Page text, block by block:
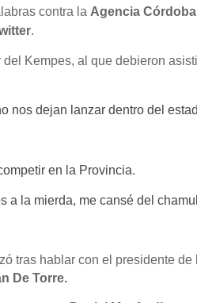
contra la Agencia
.
Kempes, al que debieron
nos dejan lanzar dentro del
en la Provincia.
a la mierda, me cansé del
tras hablar con el presidente
De Torre.